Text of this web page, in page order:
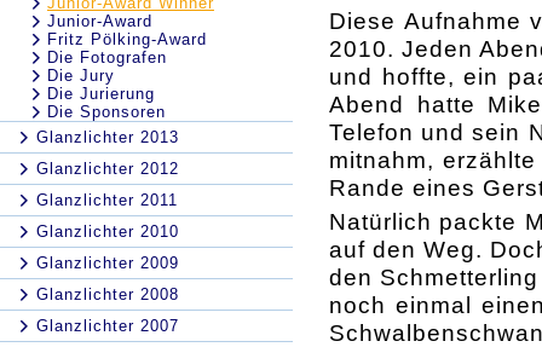
Junior-Award
Fritz Pölking-Award
Die Fotografen
Die Jury
Die Jurierung
Die Sponsoren
Glanzlichter 2013
Glanzlichter 2012
Glanzlichter 2011
Glanzlichter 2010
Glanzlichter 2009
Glanzlichter 2008
Glanzlichter 2007
Diese Aufnahme
2010. Jeden
und hoffte, ein
Abend hatte
Telefon und sein
mitnahm,
Rande eines
Natürlich packte
auf den Weg.
den
noch einmal